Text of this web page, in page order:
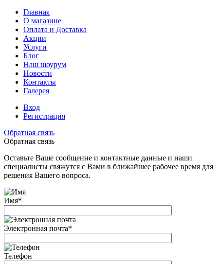
Главная
О магазине
Оплата и Доставка
Акции
Услуги
Блог
Наш шоурум
Новости
Контакты
Галерея
Вход
Регистрация
Обратная связь
Обратная связь
Оставьте Ваше сообщение и контактные данные и наши
специалисты свяжутся с Вами в ближайшее рабочее время для
решения Вашего вопроса.
Имя*
Электронная почта*
Телефон